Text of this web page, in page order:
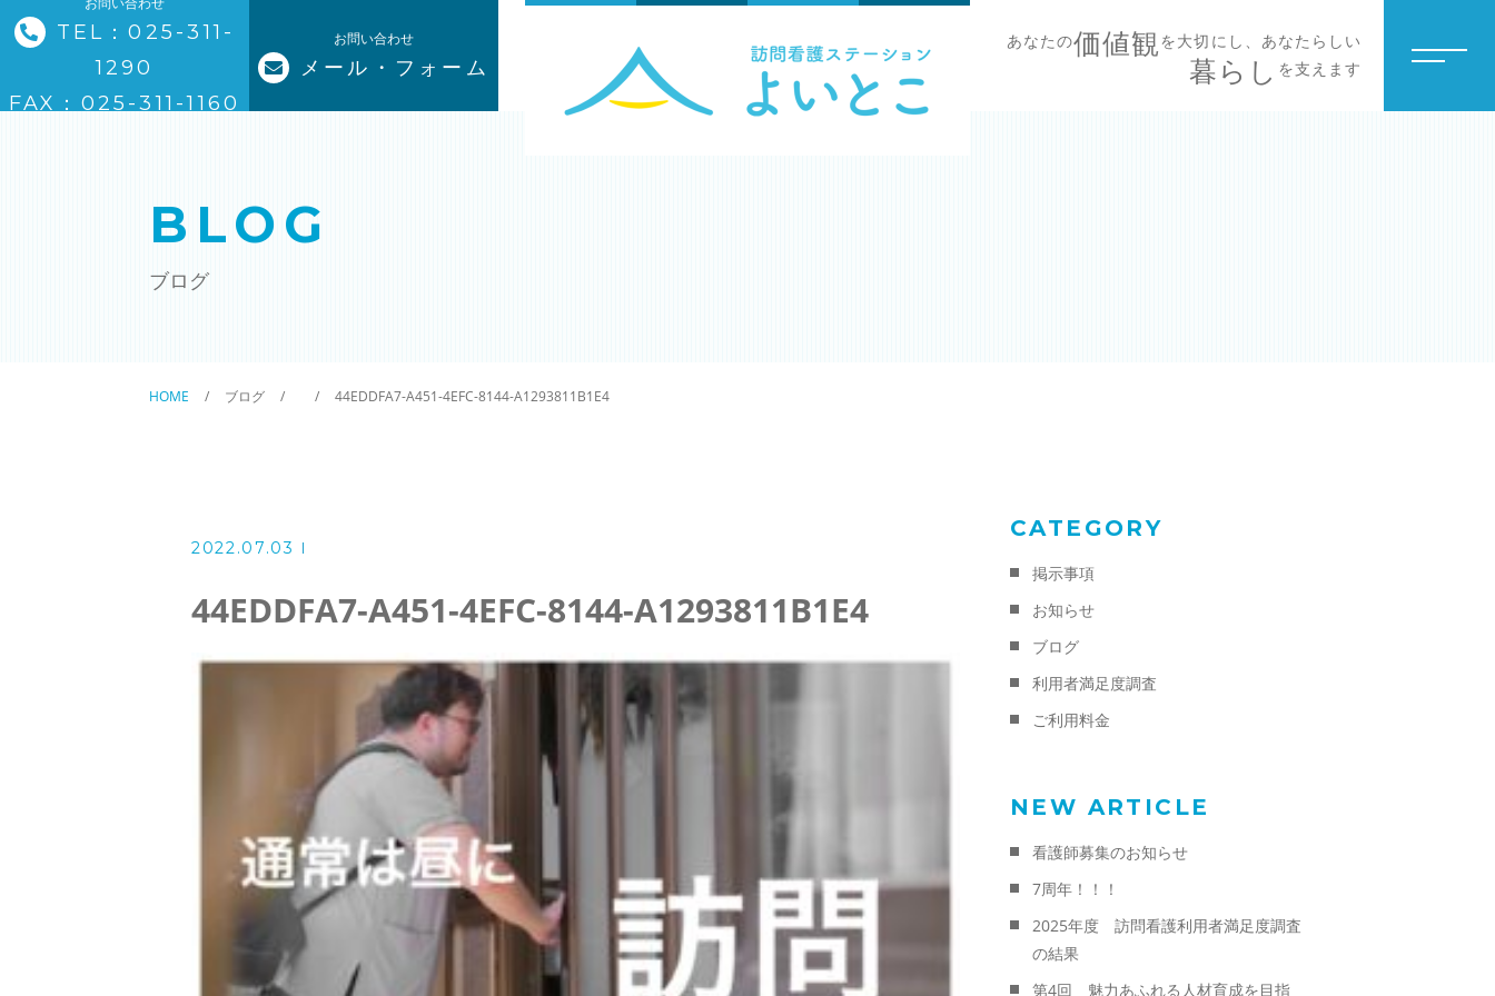
TEL：025-311-
1290
FAX：025-311-1160
お問い合わせ
メール・フォーム
あなたの価値観を大切にし、あなたらしい
暮らし を支えます
トップページ
ご利用料金
お知らせ
2023年度訪問看護利用者満足度調査の結果
2022年度訪問看護利用者満足度調査の結果
2021年度訪問看護利用者満足度調査の結果
BLOG
ブログ
HOME ブログ 44EDDFA7-A451-4EFC-8144-A1293811B1E4
2022.07.03
44EDDFA7-A451-4EFC-8144-A1293811B1E4
CATEGORY
掲示事項
お知らせ
ブログ
利用者満足度調査
ご利用料金
NEW ARTICLE
看護師募集のお知らせ
7周年！！！
2025年度 訪問看護利用者満足度調査
の結果
第4回 魅力あふれる人材育成を目指